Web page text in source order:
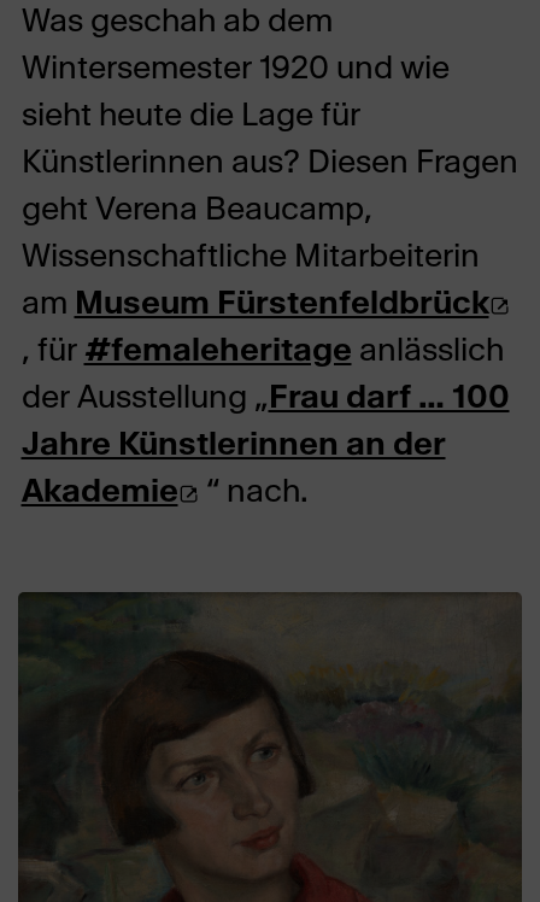
Was geschah ab dem
Wintersemester 1920 und wie
sieht heute die Lage für
Künstlerinnen aus? Diesen Fragen
geht Verena Beaucamp,
Wissenschaftliche Mitarbeiterin
am Museum Fürstenfeldbrück
, für #femaleheritage anlässlich
der Ausstellung „Frau darf … 100
Jahre Künstlerinnen an der
Akademie(Öffnet
Webseite
neuem
Tab)
“ nach.